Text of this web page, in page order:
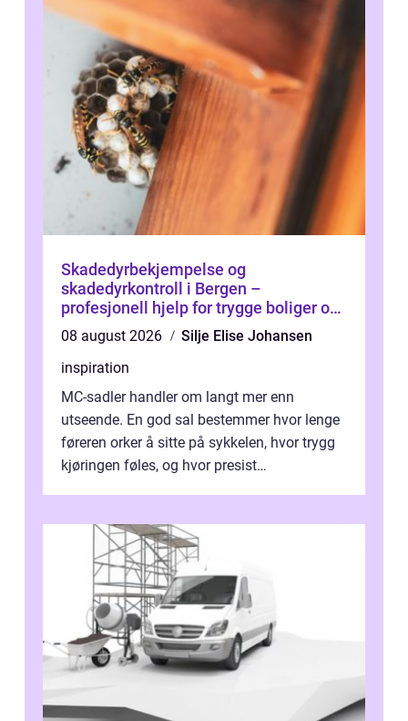
Skadedyrbekjempelse og
skadedyrkontroll i Bergen –
profesjonell hjelp for trygge boliger og
bygg
08 august 2026
Silje Elise Johansen
inspiration
MC-sadler handler om langt mer enn
utseende. En god sal bestemmer hvor lenge
føreren orker å sitte på sykkelen, hvor trygg
kjøringen føles, og hvor presist